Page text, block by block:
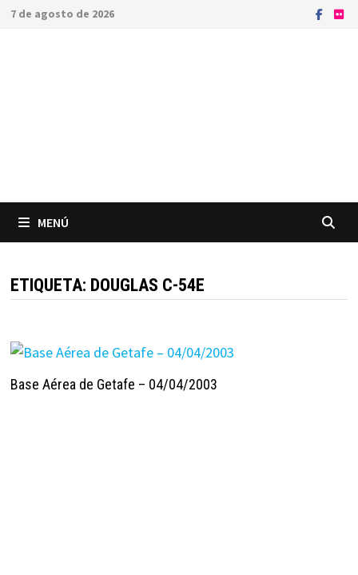
Saltar
7 de agosto de 2026
MENÚ
ETIQUETA: DOUGLAS C-54E
Base Aérea de Getafe – 04/04/2003